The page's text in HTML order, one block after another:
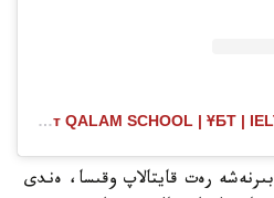
Публикация от QALAM SCHOOL | ҰБТ | IELTS (@qalam.highschool)
رەت قايتالاپ وقىسا، ەندى